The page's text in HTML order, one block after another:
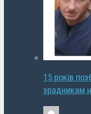
15 років
зрадникам